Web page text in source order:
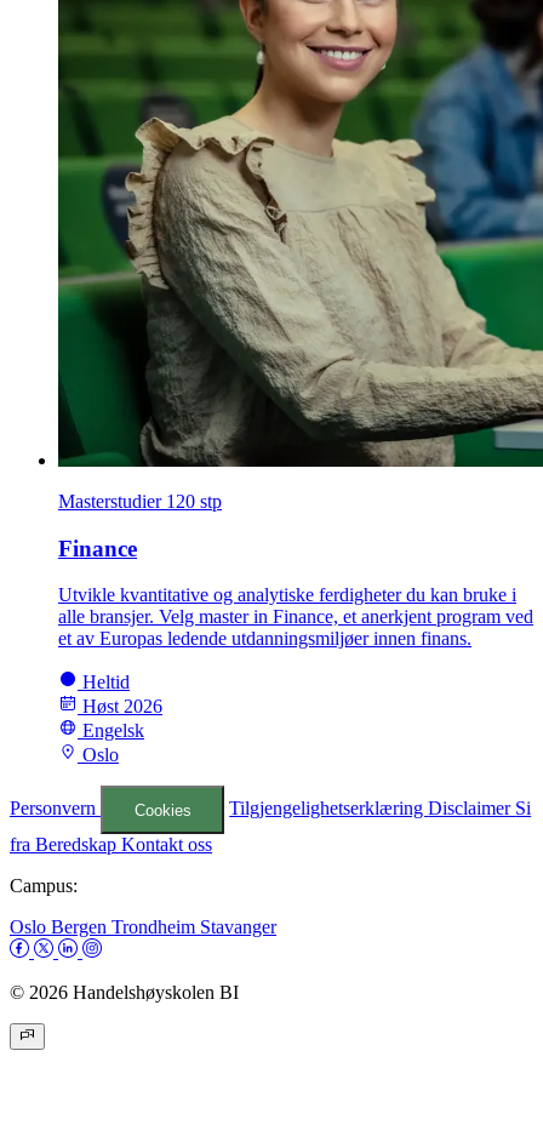
Masterstudier 120 stp
Finance
Utvikle kvantitative og analytiske ferdigheter du kan bruke i
alle bransjer. Velg master in Finance, et anerkjent program ved
et av Europas ledende utdanningsmiljøer innen finans.
Heltid
Høst 2026
Engelsk
Oslo
Personvern Cookies TilgjengelighetserklæringDisclaimer Si
fra Beredskap Kontakt oss
Campus:
Oslo Bergen Trondheim Stavanger
© 2026 Handelshøyskolen BI